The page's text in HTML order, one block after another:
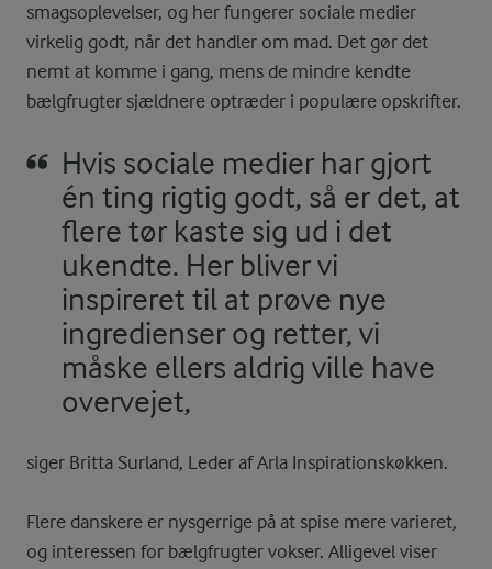
smagsoplevelser, og her fungerer sociale medier
virkelig godt, når det handler om mad. Det gør det
nemt at komme i gang, mens de mindre kendte
bælgfrugter sjældnere optræder i populære opskrifter.
Hvis sociale medier har gjort
én ting rigtig godt, så er det, at
flere tør kaste sig ud i det
ukendte. Her bliver vi
inspireret til at prøve nye
ingredienser og retter, vi
måske ellers aldrig ville have
overvejet,
siger Britta Surland, Leder af Arla Inspirationskøkken.
Flere danskere er nysgerrige på at spise mere varieret,
og interessen for bælgfrugter vokser. Alligevel viser